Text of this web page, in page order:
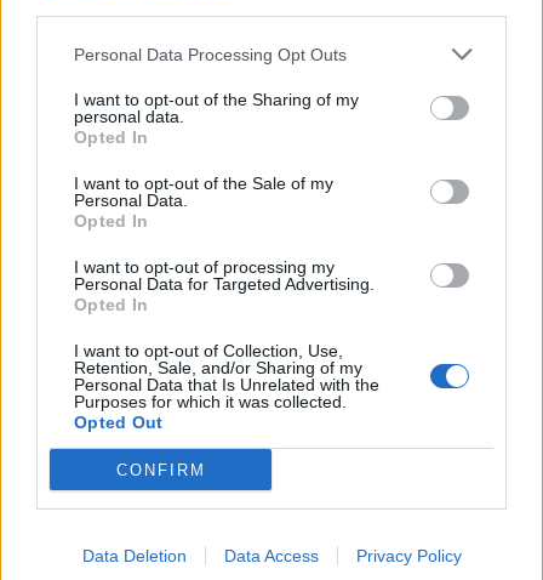
Personal Data Processing Opt Outs
I want to opt-out of the Sharing of my
personal data.
Opted In
I want to opt-out of the Sale of my
Personal Data.
Opted In
I want to opt-out of processing my
Personal Data for Targeted Advertising.
Opted In
I want to opt-out of Collection, Use,
Retention, Sale, and/or Sharing of my
Personal Data that Is Unrelated with the
Purposes for which it was collected.
Opted Out
CONFIRM
Data Deletion Data Access Privacy Policy
итно ја преиспитува својата
ТЕМПЕРАТУРАТА ВО СРЕДА ЌЕ
Црна Гора
СУДСКАТА МАФИЈА РАБОТИ
е пензиониран, три дена
откако му го врати пасошот
на бизнисменот Марковски
Северна Кореја и Русија градат
мистериозен мост
Исчезнаа десетмина
алпинисти во лавина во
Непалец
БЕЛ ШТРАЈК НА ГРАНИЦИТЕ: